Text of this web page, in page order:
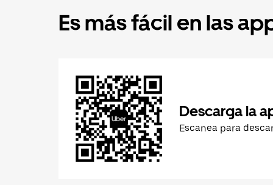
Es más fácil en las
Descarga la
Escanea para